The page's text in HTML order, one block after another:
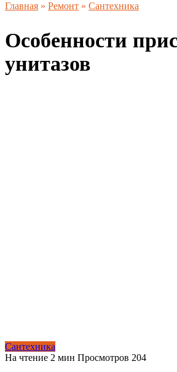
Главная » Ремонт » Сантехника
Особенности
унитазов
Сантехника
На чтение 2 мин Просмотров 204